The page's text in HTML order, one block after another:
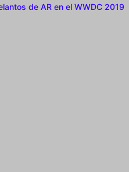
de AR en el WWDC 2019